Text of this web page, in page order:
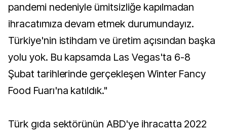
pandemi nedeniyle ümitsizliğe kapılmadan
ihracatımıza devam etmek durumundayız.
Türkiye'nin istihdam ve üretim açısından başka
yolu yok. Bu kapsamda Las Vegas'ta 6-8
Şubat tarihlerinde gerçekleşen Winter Fancy
Food Fuarı'na katıldık."
Türk gıda sektörünün ABD'ye ihracatta 2022